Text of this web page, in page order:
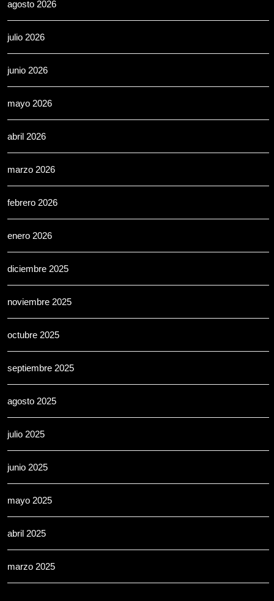
agosto 2026
julio 2026
junio 2026
mayo 2026
abril 2026
marzo 2026
febrero 2026
enero 2026
diciembre 2025
noviembre 2025
octubre 2025
septiembre 2025
agosto 2025
julio 2025
junio 2025
mayo 2025
abril 2025
marzo 2025